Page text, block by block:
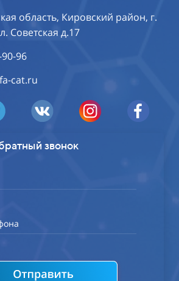
область, Кировский район, г.
Советская д.17
96
cat.ru
звонок